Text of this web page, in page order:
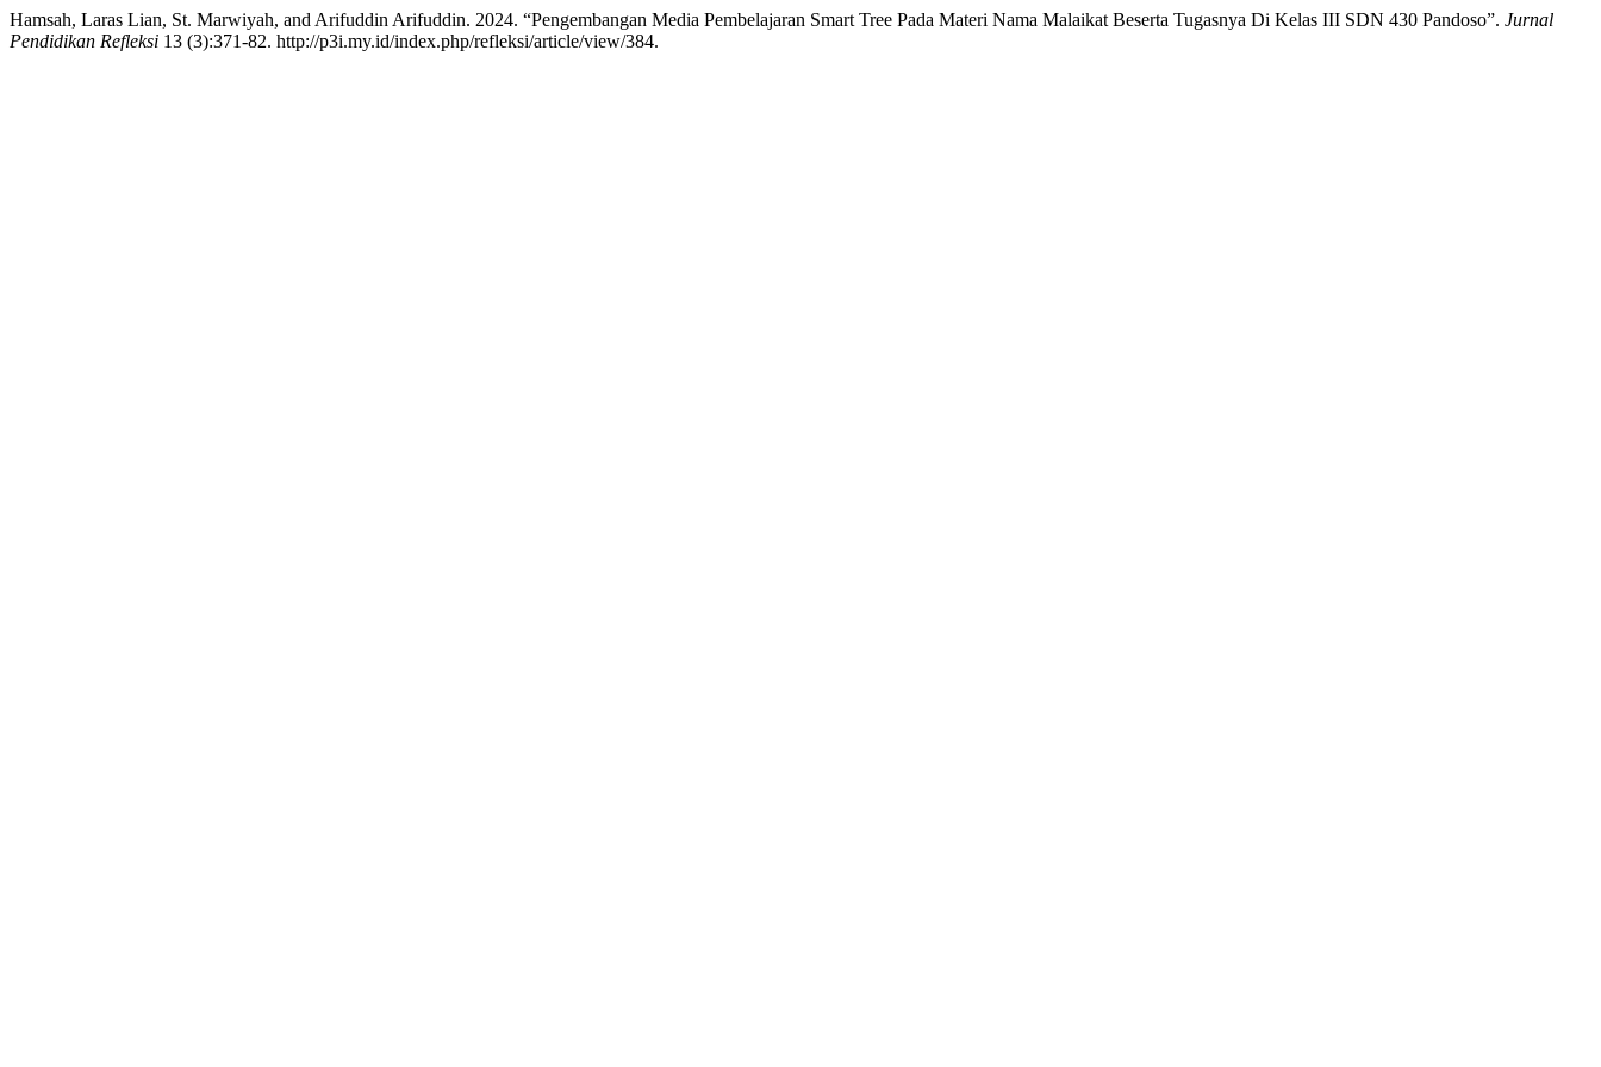
Hamsah, Laras Lian, St. Marwiyah, and Arifuddin Arifuddin. 2024. “Pengembangan Media Pembelajaran Smart Tree Pada Materi Nama Malaikat Beserta Tugasnya Di Kelas III SDN 430 Pandoso”. Jurnal
Pendidikan Refleksi 13 (3):371-82. http://p3i.my.id/index.php/refleksi/article/view/384.